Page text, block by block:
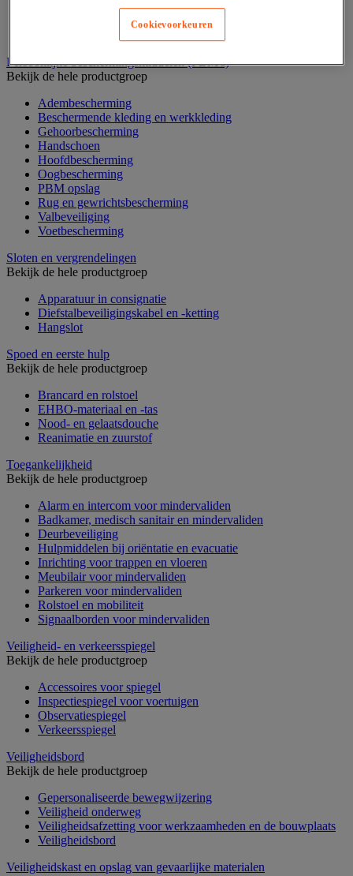
Persoonlijke beschermingsmiddelen (PBM's)
Bekijk de hele productgroep
Adembescherming
Beschermende kleding en werkkleding
Gehoorbescherming
Handschoen
Hoofdbescherming
Oogbescherming
PBM opslag
Rug en gewrichtsbescherming
Valbeveiliging
Voetbescherming
Sloten en vergrendelingen
Bekijk de hele productgroep
Apparatuur in consignatie
Diefstalbeveiligingskabel en -ketting
Hangslot
Spoed en eerste hulp
Bekijk de hele productgroep
Brancard en rolstoel
EHBO-materiaal en -tas
Nood- en gelaatsdouche
Reanimatie en zuurstof
Toegankelijkheid
Bekijk de hele productgroep
Alarm en intercom voor mindervaliden
Badkamer, medisch sanitair en mindervaliden
Deurbeveiliging
Hulpmiddelen bij oriëntatie en evacuatie
Inrichting voor trappen en vloeren
Meubilair voor mindervaliden
Parkeren voor mindervaliden
Rolstoel en mobiliteit
Signaalborden voor mindervaliden
Veiligheid- en verkeersspiegel
Bekijk de hele productgroep
Accessoires voor spiegel
Inspectiespiegel voor voertuigen
Observatiespiegel
Verkeersspiegel
Veiligheidsbord
Bekijk de hele productgroep
Gepersonaliseerde bewegwijzering
Veiligheid onderweg
Veiligheidsafzetting voor werkzaamheden en de bouwplaats
Veiligheidsbord
Veiligheidskast en opslag van gevaarlijke materialen
Cookievoorkeuren